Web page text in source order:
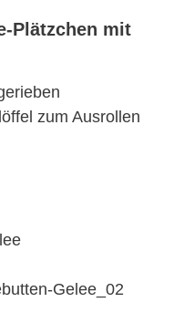
Plätzchen mit
zum Ausrollen